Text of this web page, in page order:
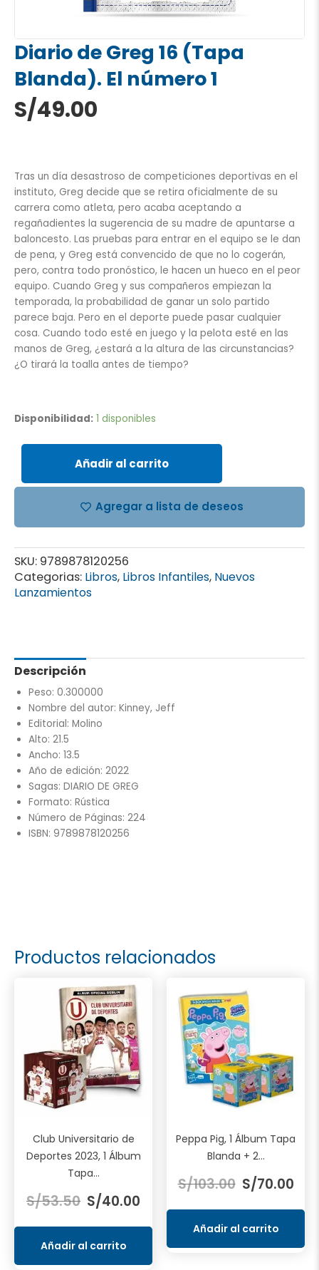
Diario de Greg 16 (Tapa
Blanda). El número 1
S/49.00
Tras un día desastroso de competiciones deportivas en el
instituto, Greg decide que se retira oficialmente de su
carrera como atleta, pero acaba aceptando a
regañadientes la sugerencia de su madre de apuntarse a
baloncesto. Las pruebas para entrar en el equipo se le dan
de pena, y Greg está convencido de que no lo cogerán,
pero, contra todo pronóstico, le hacen un hueco en el peor
equipo. Cuando Greg y sus compañeros empiezan la
temporada, la probabilidad de ganar un solo partido
parece baja. Pero en el deporte puede pasar cualquier
cosa. Cuando todo esté en juego y la pelota esté en las
manos de Greg, ¿estará a la altura de las circunstancias?
¿O tirará la toalla antes de tiempo?
Disponibilidad: 1 disponibles
de
Greg
16
El
1
Añadir al carrito
Agregar a lista de deseos
SKU: 9789878120256
Categorias: Libros, Libros Infantiles, Nuevos
Lanzamientos
Descripción
Peso: 0.300000
Nombre del autor: Kinney, Jeff
Editorial: Molino
Alto: 21.5
Ancho: 13.5
Año de edición: 2022
Sagas: DIARIO DE GREG
Formato: Rústica
Número de Páginas: 224
ISBN: 9789878120256
Productos relacionados
Club Universitario de
Deportes 2023, 1 Álbum
Tapa...
S/53.50 precio
original
era:
S/40.00 precio
actual
S/40.00.
Añadir al carrito
Peppa Pig, 1 Álbum Tapa
Blanda + 2...
S/103.00 precio
original
era:
S/70.00
S/
Añadir al carrito